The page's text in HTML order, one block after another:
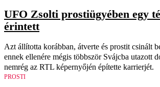
UFO Zsolti prostiügyében egy
érintett
Azt állította korábban, átverte és prostit csinált
ennek ellenére mégis többször Svájcba utazott
nemrég az RTL képernyőjén építette karrierjét.
PROSTI